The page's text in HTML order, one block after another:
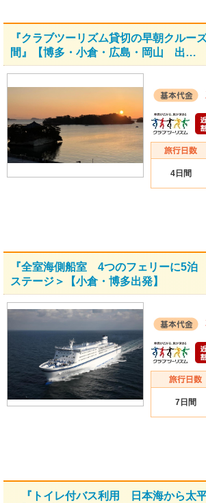
『クラブツーリズム貸切の早朝クル
間』【博多・小倉・広島・岡山 出…
4日間
『全室海側船室 4つのフェリーに5泊
ステージ＞【小倉・博多出発】
7日間
『トイレ付バス利用 日本海から太